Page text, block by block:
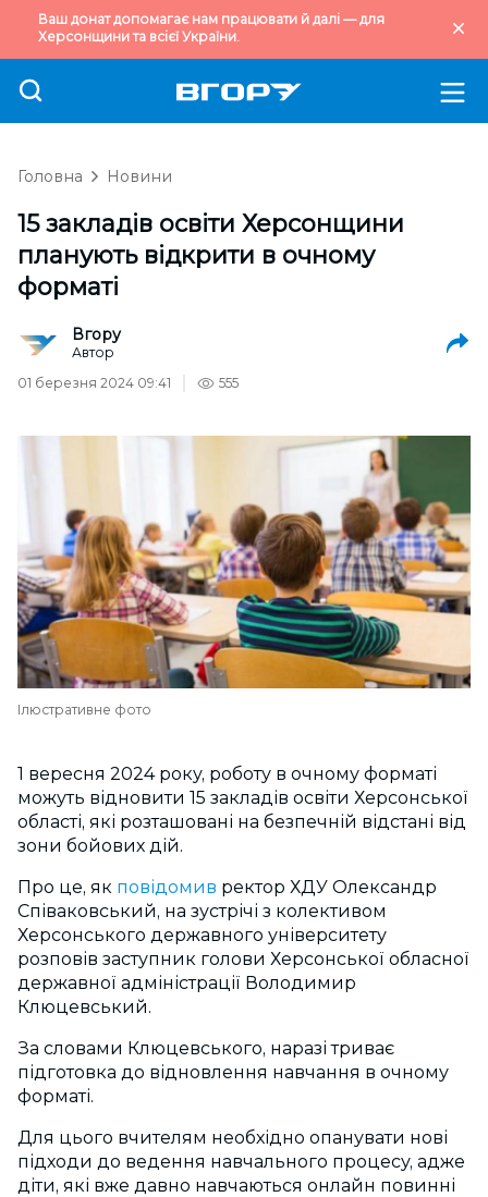
Ваш донат допомагає нам працювати й далі — для
Херсонщини та всієї України.
Головна Новини
15 закладів освіти Херсонщини
планують відкрити в очному
форматі
Вгору
Автор
01 березня 2024 09:41
555
Ілюстративне фото
1 вересня 2024 року, роботу в очному форматі
можуть відновити 15 закладів освіти Херсонської
області, які розташовані на безпечній відстані від
зони бойових дій.
Про це, як повідомив ректор ХДУ Олександр
Співаковський, на зустрічі з колективом
Херсонського державного університету
розповів заступник голови Херсонської обласної
державної адміністрації Володимир
Клюцевський.
За словами Клюцевського, наразі триває
підготовка до відновлення навчання в очному
форматі.
Для цього вчителям необхідно опанувати нові
підходи до ведення навчального процесу, адже
діти, які вже давно навчаються онлайн повинні